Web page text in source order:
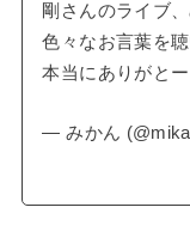
剛さんのライブ
色々なお言葉を
本当にありがとー
— みかん